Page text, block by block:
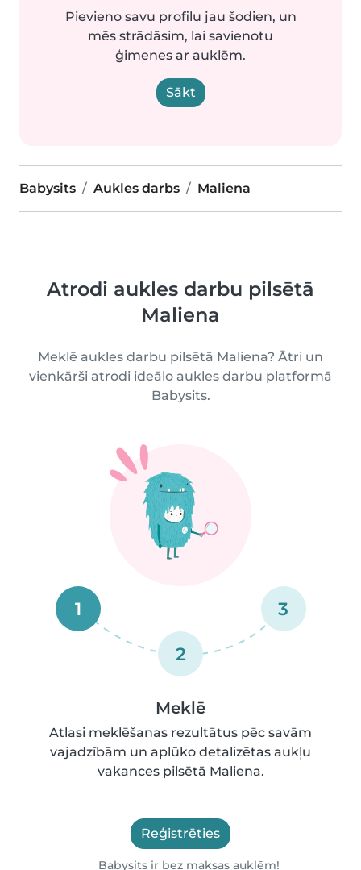
Pievieno savu profilu jau šodien, un
mēs strādāsim, lai savienotu
ģimenes ar auklēm.
Sākt
Babysits Aukles darbs Maliena
Atrodi aukles darbu pilsētā
Maliena
Meklē aukles darbu pilsētā Maliena? Ātri un
vienkārši atrodi ideālo aukles darbu platformā
Babysits.
1
2
3
Meklē
Atlasi meklēšanas rezultātus pēc savām
vajadzībām un aplūko detalizētas aukļu
vakances pilsētā Maliena.
Reģistrēties
Babysits ir bez maksas auklēm!